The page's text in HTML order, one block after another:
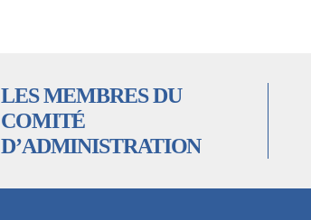
LES MEMBRES DU
COMITÉ
D’ADMINISTRATION